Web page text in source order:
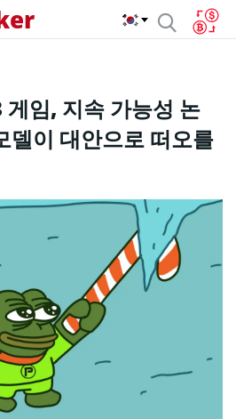
임, 지속 가능성 논
이 대안으로 떠오를